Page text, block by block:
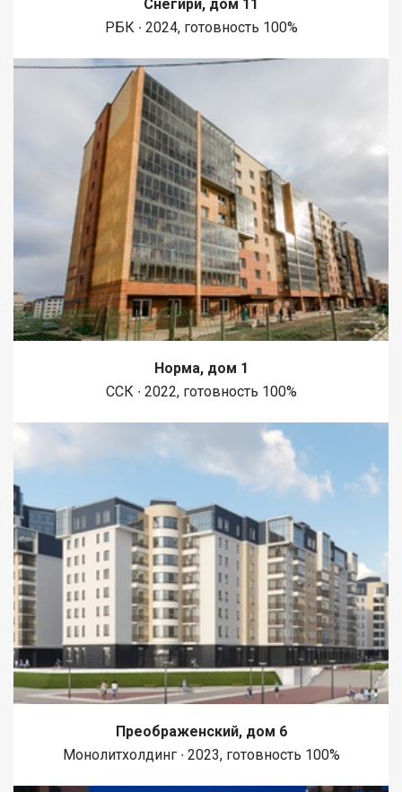
1450 метров вдоль реки Енисей и 500 метров вдоль реки
Базаиха с организованными спусками к воде и остановкой
Сеть пешеходных и велосипедно-роликовых дорожек по
всему району. В целях безопасности велосипедно-роликовая
дорожка от пешеходной изолирована бордюром высотой 10
Снегири, дом 11
РБК ∙ 2024, готовность 100%
Норма, дом 1
ССК ∙ 2022, готовность 100%
Преображенский, дом 6
Монолитхолдинг ∙ 2023, готовность 100%